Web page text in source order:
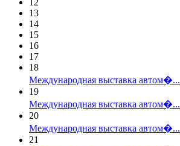
13
14
15
16
17
18
Международная выставка автом�...
19
Международная выставка автом�...
20
Международная выставка автом�...
21